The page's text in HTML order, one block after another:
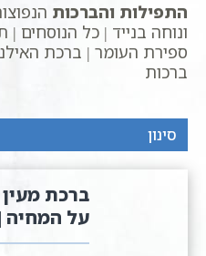
התפילות והברכות
ונוחה בנייד | כל הנוסחים
ספירת העומר | ברכת
ברכות
ברכת
על המחיה
סינון